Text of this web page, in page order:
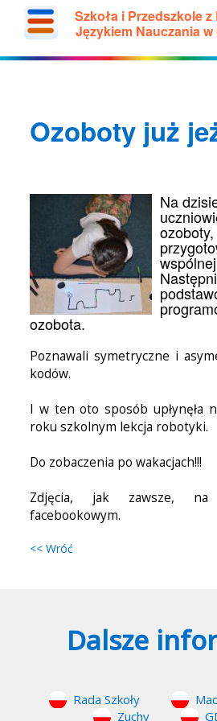
Szkoła i Przedszkole
Językiem Nauczania w
Ozoboty już
Na
ozoboty,
ozobota.
Poznawali symetryczne i
kodów.
I w ten oto sposób upłynęła
roku szkolnym lekcja robotyki.
Do zobaczenia po wakacjach!!!
Zdjęcia, jak zawsze,
facebookowym.
<< Wróć
Dalsze
Rada Szkoły
Zuchy